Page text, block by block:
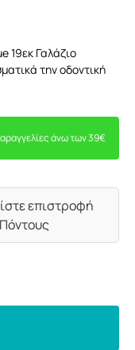
19εκ Γαλάζιο
την οδοντική
άνω των 39€
επιστροφή
Πόντους